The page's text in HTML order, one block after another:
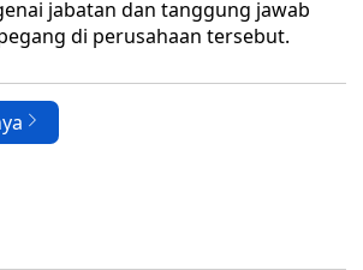
jabatan dan tanggung jawab
di perusahaan tersebut.